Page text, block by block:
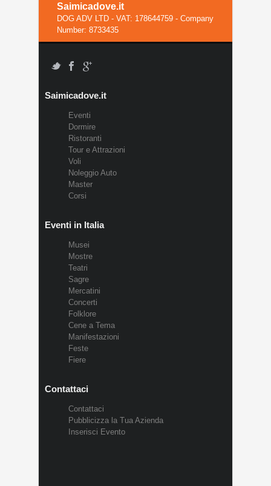
Saimicadove.it
DOG ADV LTD - VAT: 178644759 - Company
Number: 8733435
Saimicadove.it
Eventi
Dormire
Ristoranti
Tour e Attrazioni
Voli
Noleggio Auto
Master
Corsi
Eventi in Italia
Musei
Mostre
Teatri
Sagre
Mercatini
Concerti
Folklore
Cene a Tema
Manifestazioni
Feste
Fiere
Contattaci
Contattaci
Pubblicizza la Tua Azienda
Inserisci Evento